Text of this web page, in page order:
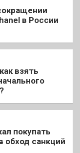
в России
взять
покупать
обход санкций